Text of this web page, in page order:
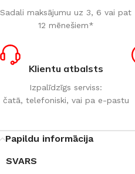
Sadali maksājumu uz 3, 6 vai pat
12 mēnešiem*
Klientu atbalsts
Izpalīdzīgs serviss:
čatā, telefoniski, vai pa e-pastu
Papildu informācija
SVARS